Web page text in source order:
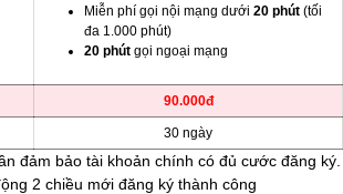
Miễn phí gọi nội mạng dưới 20 phút (tối
đa 1.000 phút)
20 phút gọi ngoại mạng
90.000đ
30 ngày
đảm bảo tài khoản chính có đủ cước đăng ký.
2 chiều mới đăng ký thành công